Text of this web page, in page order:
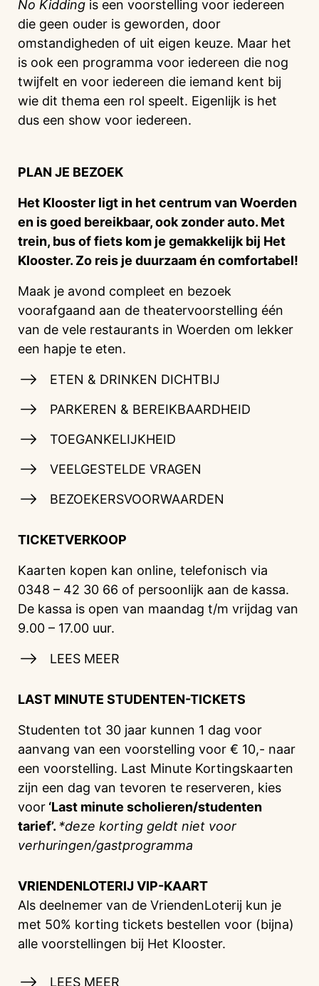
No Kidding is een voorstelling voor iedereen
die geen ouder is geworden, door
omstandigheden of uit eigen keuze. Maar het
is ook een programma voor iedereen die nog
twijfelt en voor iedereen die iemand kent bij
wie dit thema een rol speelt. Eigenlijk is het
dus een show voor iedereen.
PLAN JE BEZOEK
Het Klooster ligt in het centrum van Woerden
en is goed bereikbaar, ook zonder auto. Met
trein, bus of fiets kom je gemakkelijk bij Het
Klooster. Zo reis je duurzaam én comfortabel!
Maak je avond compleet en bezoek
voorafgaand aan de theatervoorstelling één
van de vele restaurants in Woerden om lekker
een hapje te eten.
ETEN & DRINKEN DICHTBIJ
PARKEREN & BEREIKBAARDHEID
TOEGANKELIJKHEID
VEELGESTELDE VRAGEN
BEZOEKERSVOORWAARDEN
TICKETVERKOOP
Kaarten kopen kan online, telefonisch via
0348 – 42 30 66 of persoonlijk aan de kassa.
De kassa is open van maandag t/m vrijdag van
9.00 – 17.00 uur.
LEES MEER
LAST MINUTE STUDENTEN-TICKETS
Studenten tot 30 jaar kunnen 1 dag voor
aanvang van een voorstelling voor € 10,- naar
een voorstelling. Last Minute Kortingskaarten
zijn een dag van tevoren te reserveren, kies
voor ‘Last minute scholieren/studenten
tarief’. *deze korting geldt niet voor
verhuringen/gastprogramma
VRIENDENLOTERIJVIP-KAART
Als deelnemer van de VriendenLoterij kun je
met 50% korting tickets bestellen voor (bijna)
alle voorstellingen bij Het Klooster.
LEES MEER